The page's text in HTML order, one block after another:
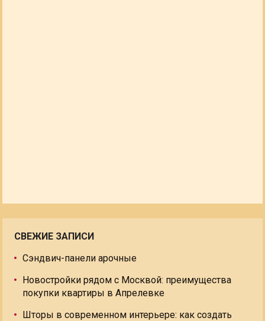
СВЕЖИЕ ЗАПИСИ
Сэндвич-панели арочные
Новостройки рядом с Москвой: преимущества
покупки квартиры в Апрелевке
Шторы в современном интерьере: как создать